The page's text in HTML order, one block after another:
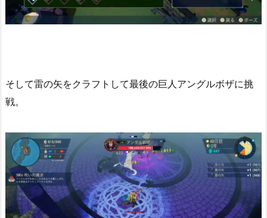
そして雷の矢をクラフトして最後の巨人アングルボザに挑
戦。